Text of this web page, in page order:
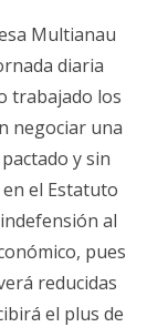
Multianau
diaria
trabajado los
negociar una
y sin
el Estatuto
al
pues
reducidas
el plus de